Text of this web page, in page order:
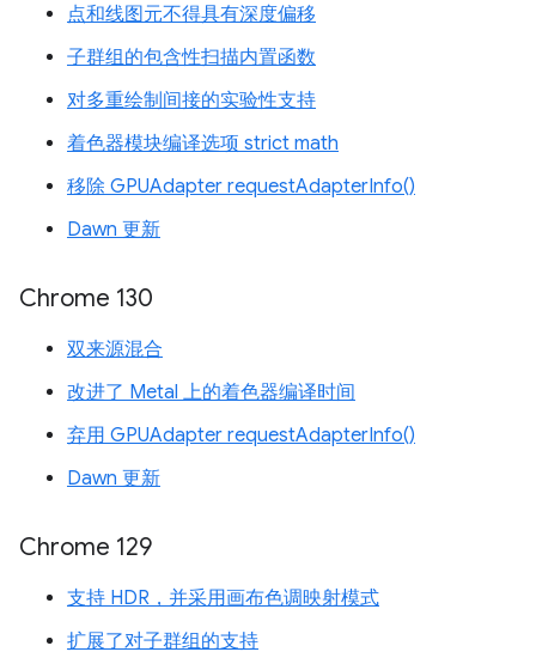
点和线图元不得具有深度偏移
子群组的包含性扫描内置函数
对多重绘制间接的实验性支持
着色器模块编译选项 strict math
移除 GPUAdapter requestAdapterInfo()
Dawn 更新
Chrome 130
双来源混合
改进了 Metal 上的着色器编译时间
弃用 GPUAdapter requestAdapterInfo()
Dawn 更新
Chrome 129
支持 HDR，并采用画布色调映射模式
扩展了对子群组的支持